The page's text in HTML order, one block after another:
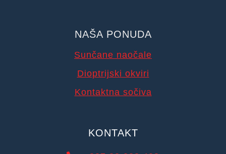
NAŠA PONUDA
Sunčane naočale
Dioptrijski okviri
Kontaktna sočiva
KONTAKT